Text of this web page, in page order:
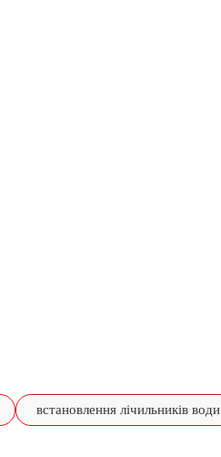
встановлення лічильників води